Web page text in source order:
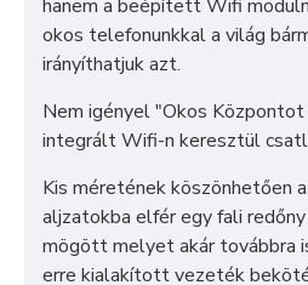
hanem a beépített Wifi
okos telefonunkkal a világ
irányíthatjuk azt.
Nem igényel "Okos Központot
integrált Wifi-n keresztül
Kis méretének köszönhetően
aljzatokba elfér egy fali
mögött melyet akár továbbra
erre kialakított vezeték